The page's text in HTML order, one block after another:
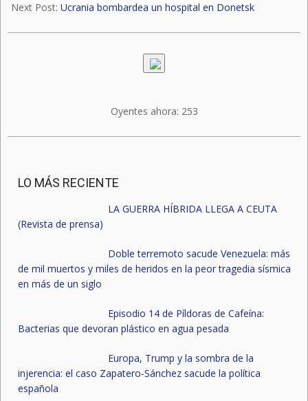
Next Post: Ucrania bombardea un hospital en Donetsk
Oyentes ahora: 253
LO MÁS RECIENTE
LA GUERRA HÍBRIDA LLEGA A CEUTA
(Revista de prensa)
Doble terremoto sacude Venezuela: más
de mil muertos y miles de heridos en la peor tragedia sísmica
en más de un siglo
Episodio 14 de Píldoras de Cafeína:
Bacterias que devoran plástico en agua pesada
Europa, Trump y la sombra de la
injerencia: el caso Zapatero-Sánchez sacude la política
española